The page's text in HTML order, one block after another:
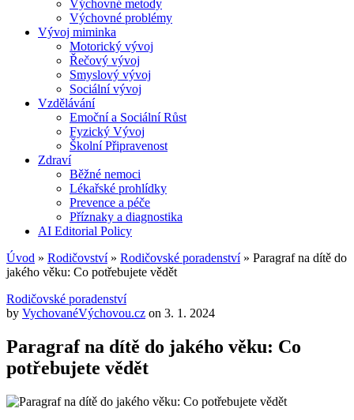
Výchovné metody
Výchovné problémy
Vývoj miminka
Motorický vývoj
Řečový vývoj
Smyslový vývoj
Sociální vývoj
Vzdělávání
Emoční a Sociální Růst
Fyzický Vývoj
Školní Připravenost
Zdraví
Běžné nemoci
Lékařské prohlídky
Prevence a péče
Příznaky a diagnostika
AI Editorial Policy
Úvod » Rodičovství» Rodičovské poradenství» Paragraf na dítě do
jakého věku: Co potřebujete vědět
Rodičovské poradenství
by VychovanéVýchovou.cz on 3. 1. 2024
Paragraf na dítě do jakého věku: Co
potřebujete vědět